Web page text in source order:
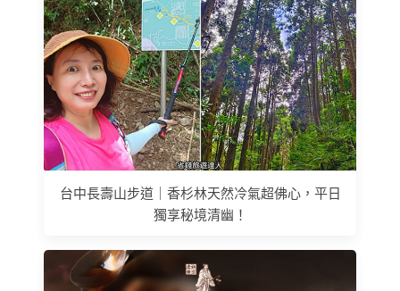
台中長壽山步道｜香杉林天然冷氣超佛心，平日
獨享秘境清幽！